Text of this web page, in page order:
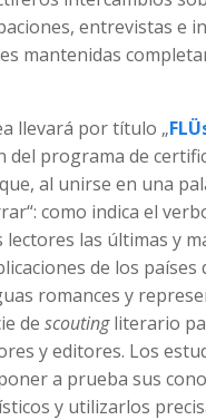
entrevistas e
mantenidas
llevará por título „
del programa de
al unirse en una
como indica el
lectores las últimas y
de los países
romances y
de scoutingliterario
y editores. Los
a prueba sus
y utilizarlos